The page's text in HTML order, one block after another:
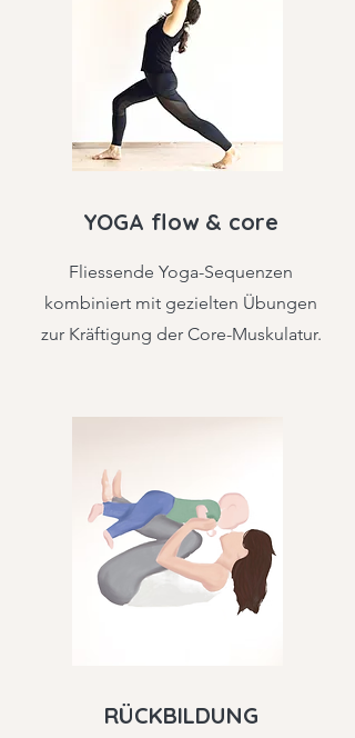
YOGA flow & core
Fliessende Yoga-Sequenzen
kombiniert mit gezielten Übungen
zur Kräftigung der Core-Muskulatur.
RÜCKBILDUNG